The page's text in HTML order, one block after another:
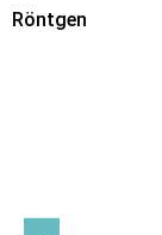
Röntgen